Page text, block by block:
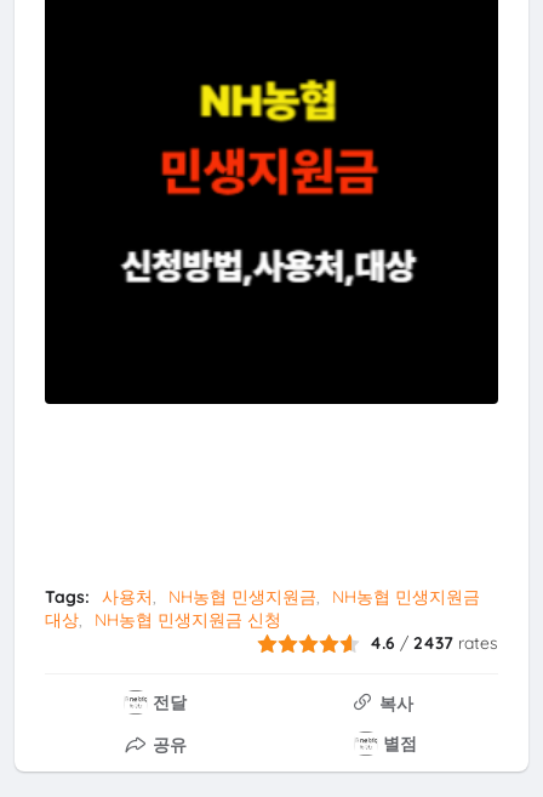
Tags: 사용처 NH농협 민생지원금
NH농협 민생지원금
대상
NH농협 민생지원금 신청
4.6 /2437 rates
전달
복사
공유
별점